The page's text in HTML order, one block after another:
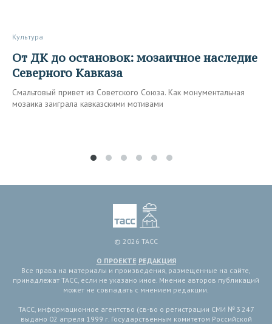
Культура
От ДК до остановок: мозаичное наследие
Северного Кавказа
Смальтовый привет из Советского Союза. Как монументальная
мозаика заиграла кавказскими мотивами
© 2026 ТАСС
О ПРОЕКТЕ РЕДАКЦИЯ
Все права на материалы и произведения, размещенные на сайте,
принадлежат ТАСС, если не указано иное. Мнение авторов публикаций
может не совпадать с мнением редакции.
ТАСС, информационное агентство (св-во о регистрации СМИ № 3 247
выдано 02 апреля 1999 г. Государственным комитетом Российской